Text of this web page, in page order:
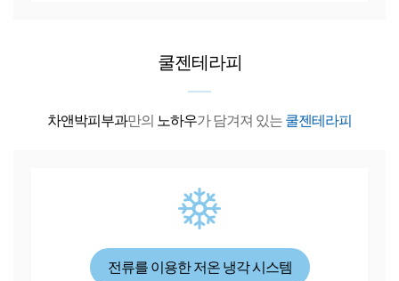
쿨젠테라피
차앤박피부과만의 노하우가 담겨져 있는 쿨젠테라피
전류를 이용한 저온 냉각 시스템